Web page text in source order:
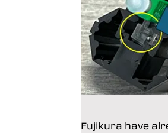
Fujikura have